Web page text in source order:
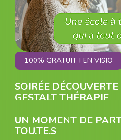
100% GRATUIT I EN VISIO
SOIRÉE DÉCOUVERTE
GESTALT THÉRAPIE
UN MOMENT DE
TOU.TE.S